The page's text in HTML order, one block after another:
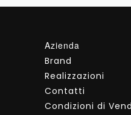
Azienda
Brand
Realizzazioni
Contatti
Condizioni di